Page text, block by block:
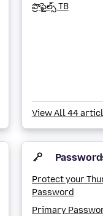
ప్రొఫైల్స్ TB
View All 44
Protect your
Password
Primary